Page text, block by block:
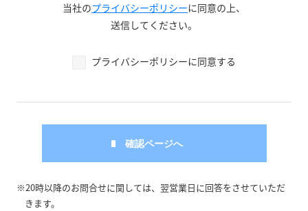
当社のプライバシーポリシーに同意の上、
送信してください。
プライバシーポリシーに同意する
※20時以降のお問合せに関しては、翌営業日に回答をさせていただ
きます。